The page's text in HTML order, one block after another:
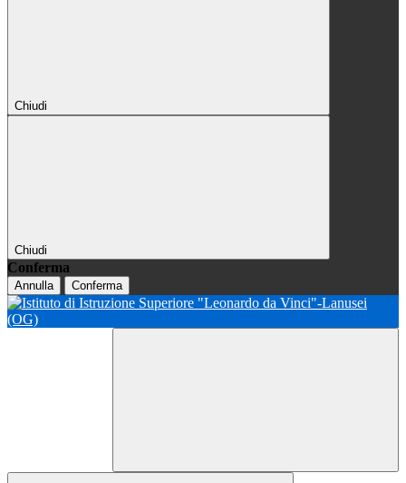
Chiudi
Chiudi
Conferma
Annulla Conferma